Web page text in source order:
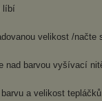
líbí
velikost /načte
nad barvou vyšívací
a velikost